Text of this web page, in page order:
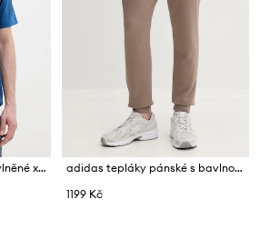
adidas tričko pánské bavlněné x Z.N.E
adidas tepláky pánské s bavlnou Essentials Feelcozy
1199 Kč